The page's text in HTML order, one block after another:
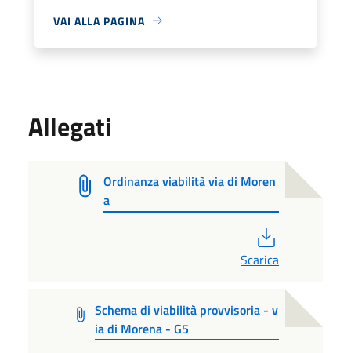
VAI ALLA PAGINA
Allegati
Ordinanza viabilità via di Moren
a
Scarica
Schema di viabilità provvisoria - v
ia di Morena - G5